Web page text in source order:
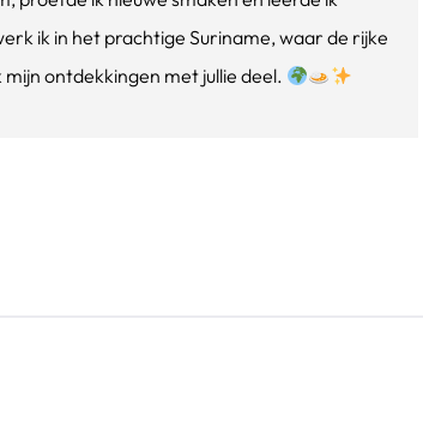
ik in het prachtige Suriname, waar de rijke
ontdekkingen met jullie deel.